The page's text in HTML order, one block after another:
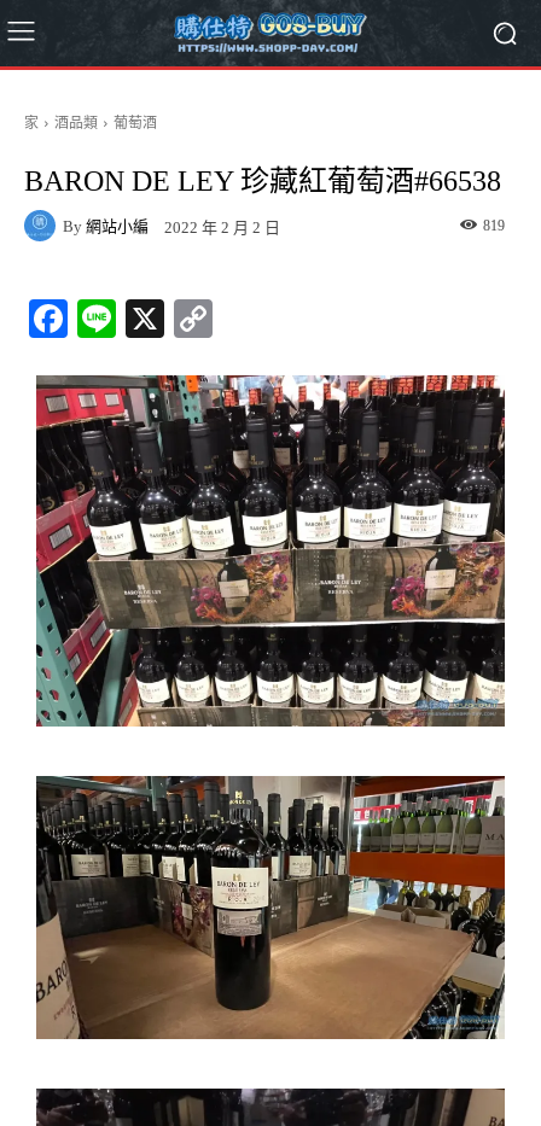
家 酒品類 葡萄酒
BARON DE LEY 珍藏紅葡萄酒#66538
By 網站小編 2022 年 2 月 2 日 819
Fa
bo
ok
Li
X
y
Li
nk